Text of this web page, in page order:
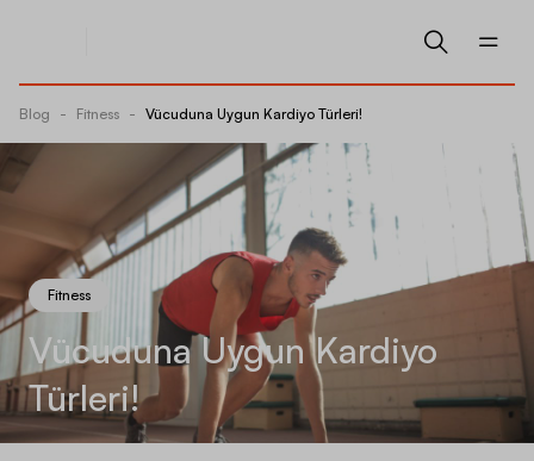
Blog - Fitness - Vücuduna Uygun Kardiyo Türleri!
Fitness
Vücuduna Uygun Kardiyo
Türleri!